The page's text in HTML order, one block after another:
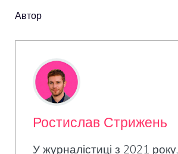
Автор
Ростислав Стрижень
У журналістиці з 2021 року,